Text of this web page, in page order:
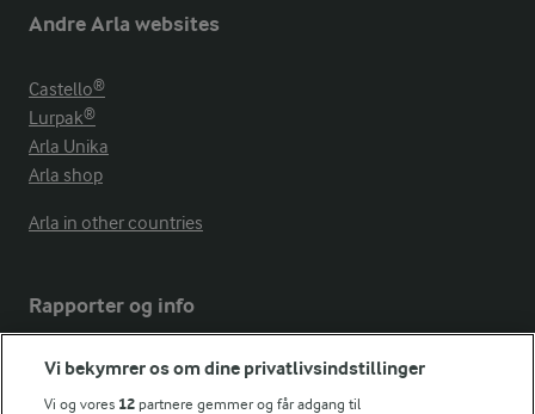
Andre Arla websites
Castello®
Lurpak®
Arla Unika
Arla shop
Arla in other countries
Rapporter og info
Årsrapport
FarmAhead™ Check rapport
Vi bekymrer os om dine privatlivsindstillinger
Vi og vores 12 partnere gemmer og får adgang til